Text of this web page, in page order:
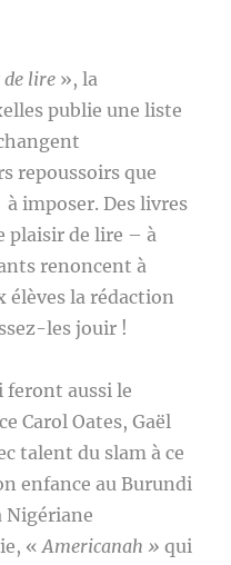
de lire », la
publie une liste
repoussoirs que
imposer. Des livres
plaisir de lire – à
renoncent à
élèves la rédaction
les jouir !
feront aussi le
Carol Oates, Gaël
talent du slam à ce
enfance au Burundi
Nigériane
«Americanah » qui